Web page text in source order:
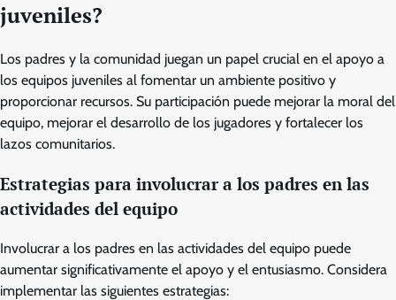
juveniles?
Los padres y la comunidad juegan un papel crucial en el apoyo a
los equipos juveniles al fomentar un ambiente positivo y
proporcionar recursos. Su participación puede mejorar la moral del
equipo, mejorar el desarrollo de los jugadores y fortalecer los
lazos comunitarios.
Estrategias para involucrar a los padres en las
actividades del equipo
Involucrar a los padres en las actividades del equipo puede
aumentar significativamente el apoyo y el entusiasmo. Considera
implementar las siguientes estrategias: